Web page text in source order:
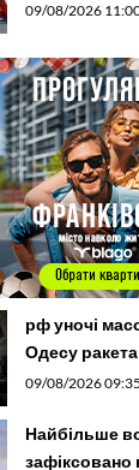
09/08/2026
рф уночі
Одесу
09/08/2026
Найбільше
зафіксовано